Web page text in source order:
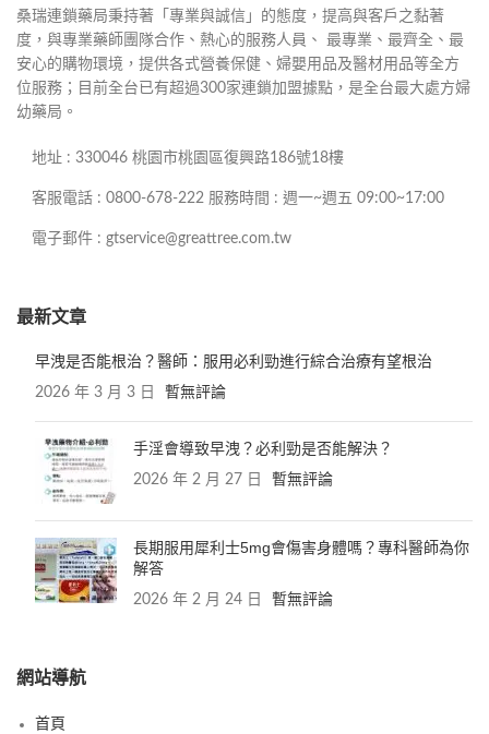
桑瑞連鎖藥局秉持著「專業與誠信」的態度，提高與客戶之黏著
度，與專業藥師團隊合作、熱心的服務人員、 最專業、最齊全、最
安心的購物環境，提供各式營養保健、婦嬰用品及醫材用品等全方
位服務；目前全台已有超過300家連鎖加盟據點，是全台最大處方婦
幼藥局。
地址 : 330046 桃園市桃園區復興路186號18樓
客服電話 : 0800-678-222 服務時間 : 週一~週五 09:00~17:00
電子郵件 : gtservice@greattree.com.tw
最新文章
早洩是否能根治？醫師：服用必利勁進行綜合治療有望根治
2026 年 3 月 3 日 暫無評論
手淫會導致早洩？必利勁是否能解決？
2026 年 2 月 27 日 暫無評論
長期服用犀利士5mg會傷害身體嗎？專科醫師為你
解答
2026 年 2 月 24 日 暫無評論
網站導航
首頁